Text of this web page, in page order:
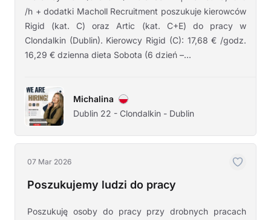
/h + dodatki Macholl Recruitment poszukuje kierowców
Rigid (kat. C) oraz Artic (kat. C+E) do pracy w
Clondalkin (Dublin). Kierowcy Rigid (C): 17,68 € /godz.
16,29 € dzienna dieta Sobota (6 dzień –...
Michalina
Dublin 22 - Clondalkin - Dublin
07 Mar 2026
Poszukujemy ludzi do pracy
Poszukuję osoby do pracy przy drobnych pracach